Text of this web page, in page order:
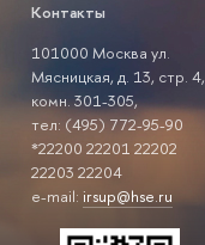
Контакты
101000 Москва ул.
Мясницкая, д. 13, стр. 4,
комн. 301-305,
тел: (495) 772-95-90
*22200 22201 22202
22203 22204
e-mail: irsup@hse.ru